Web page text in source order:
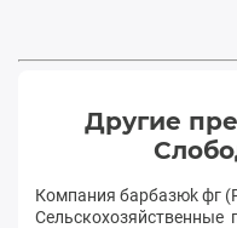
Другие
Компания бapбaзюk фг
Сельскохозяйственные